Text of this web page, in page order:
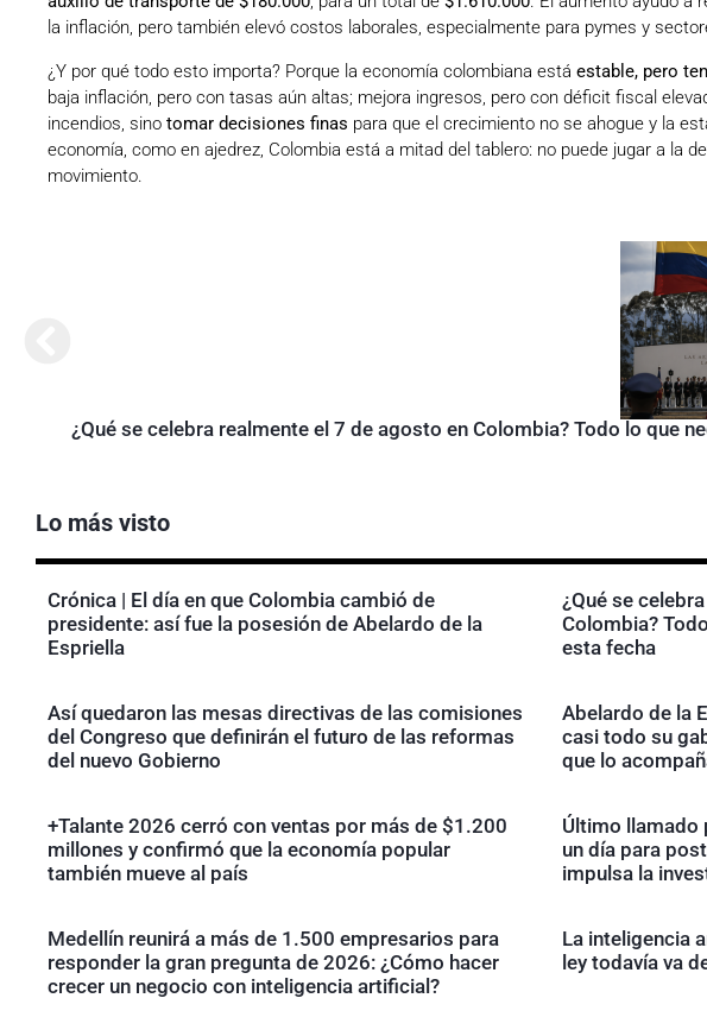
la inflación, pero también elevó costos laborales, especialmente para pymes y
¿Y por qué todo esto importa? Porque la economía colombiana está estable, pero
baja inflación, pero con tasas aún altas; mejora ingresos, pero con déficit fiscal
incendios, sino tomar decisiones finas para que el crecimiento no se ahogue y la
economía, como en ajedrez, Colombia está a mitad del tablero: no puede jugar a la
movimiento.
¿Qué se celebra realmente el 7 de agosto en Colombia? Todo lo que
Lo más visto
Crónica | El día en que Colombia cambió de
presidente: así fue la posesión de Abelardo de la
Espriella
¿Qué se
Colombia?
esta fecha
Así quedaron las mesas directivas de las comisiones
del Congreso que definirán el futuro de las reformas
del nuevo Gobierno
Abelardo de la
casi todo su
que lo
+Talante 2026 cerró con ventas por más de $1.200
millones y confirmó que la economía popular
también mueve al país
Último llamado
un día para
impulsa la
Medellín reunirá a más de 1.500 empresarios para
responder la gran pregunta de 2026: ¿Cómo hacer
crecer un negocio con inteligencia artificial?
La inteligencia
ley todavía va